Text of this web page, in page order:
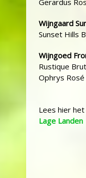
Gerardus
Wijngaard
Sunset Hills
Wijngoed
Rustique
Ophrys
Lees hier
Lage Landen